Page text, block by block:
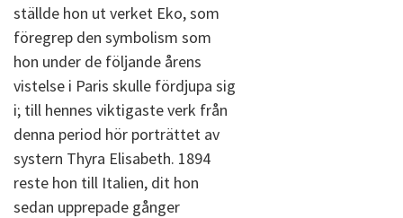
ställde hon ut verket Eko, som
föregrep den symbolism som
hon under de följande årens
vistelse i Paris skulle fördjupa sig
i; till hennes viktigaste verk från
denna period hör porträttet av
systern Thyra Elisabeth. 1894
reste hon till Italien, dit hon
sedan upprepade gånger